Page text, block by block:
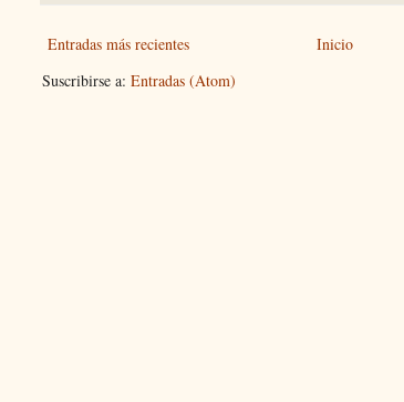
Entradas más recientes
Inicio
Suscribirse a: Entradas (Atom)